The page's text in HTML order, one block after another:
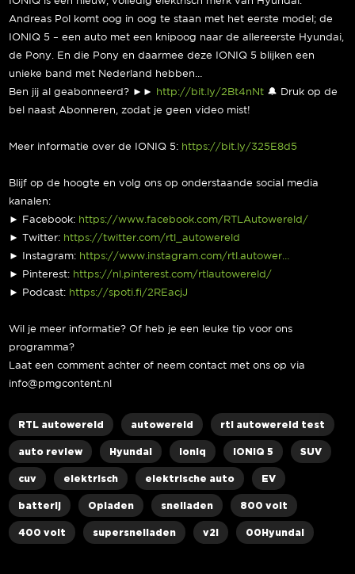
Andreas Pol komt oog in oog te staan met het eerste model; de
IONIQ 5 – een auto met een knipoog naar de allereerste Hyundai,
de Pony. En die Pony en daarmee deze IONIQ 5 blijken een
unieke band met Nederland hebben…
Ben jij al geabonneerd? ►► http://bit.ly/2Bt4nNt 🔔 Druk op de
bel naast Abonneren, zodat je geen video mist!
Meer informatie over de IONIQ 5: https://bit.ly/325E8d5
Blijf op de hoogte en volg ons op onderstaande social media
kanalen:
► Facebook: https://www.facebook.com/RTLAutowereld/
► Twitter: https://twitter.com/rtl_autowereld
► Instagram: https://www.instagram.com/rtl.autower…
► Pinterest: https://nl.pinterest.com/rtlautowereld/
► Podcast: https://spoti.fi/2REacjJ
Wil je meer informatie? Of heb je een leuke tip voor ons
programma?
Laat een comment achter of neem contact met ons op via
info@pmgcontent.nl
RTL autowereld autowereld rtl autowereld test
auto review Hyundai ioniq IONIQ 5 SUV
cuv elektrisch elektrische auto EV
batterij Opladen snelladen 800 volt
400 volt supersnelladen v2l 00Hyundai